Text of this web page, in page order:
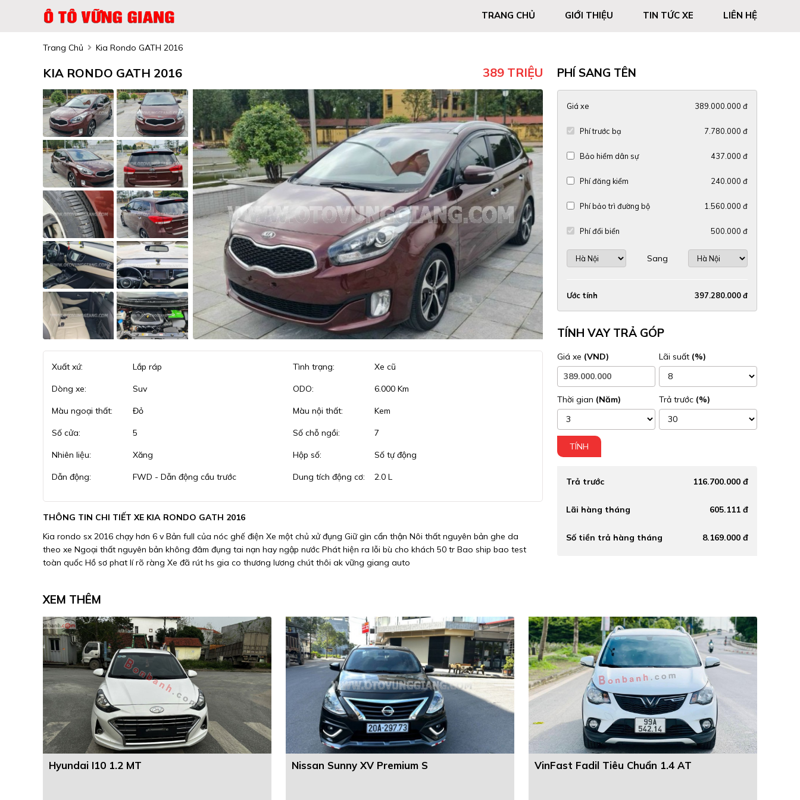
TRANG CHỦ GIỚI THIỆU TIN TỨC XE LIÊN HỆ
Trang Chủ Kia Rondo GATH 2016
KIA RONDO GATH 2016 389 TRIỆU
Xuất xứ: Lắp ráp Tình trạng: Xe cũ
Dòng xe: Suv ODO: 6.000 Km
Màu ngoại thất: Đỏ Màu nội thất: Kem
Số cửa: 5 Số chỗ ngồi: 7
Nhiên liệu: Xăng Hộp số: Số tự động
Dẫn động: FWD - Dẫn động cầu trước Dung tích động cơ: 2.0 L
THÔNG TIN CHI TIẾT XE KIA RONDO GATH 2016
Kia rondo sx 2016 chạy hơn 6 v Bản full của nóc ghế điện Xe một chủ xử đụng Giữ gìn cẩn thận Nôi thất nguyên bản ghe da
theo xe Ngoại thất nguyên bản không đâm đụng tai nạn hay ngập nước Phát hiện ra lỗi bù cho khách 50 tr Bao ship bao test
toàn quốc Hồ sơ phat lí rõ ràng Xe đã rút hs gia co thương lương chút thôi ak vững giang auto
PHÍ SANG TÊN
Giá xe 389.000.000 đ
Phí trước bạ 7.780.000 đ
Bảo hiểm dân sự 437.000 đ
Phí đăng kiểm 240.000 đ
Phí bảo trì đường bộ 1.560.000 đ
Phí đổi biển 500.000 đ
Sang
Ước tính 397.280.000 đ
TÍNH VAY TRẢ GÓP
Giá xe (VND) Lãi suất (%)
Thời gian (Năm) Trả trước (%)
TÍNH
Trả trước 116.700.000 đ
Lãi hàng tháng 605.111 đ
Số tiền trả hàng tháng 8.169.000 đ
XEM THÊM
Hyundai I10 1.2 MT Nissan Sunny XV Premium S VinFast Fadil Tiêu Chuẩn 1.4 AT